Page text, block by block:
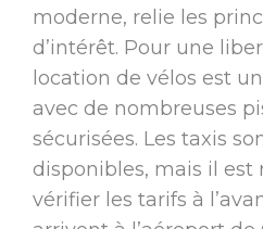
moderne, relie les
d’intérêt. Pour une
location de vélos est
avec de nombreuses
sécurisées. Les taxis
disponibles, mais il
vérifier les tarifs à